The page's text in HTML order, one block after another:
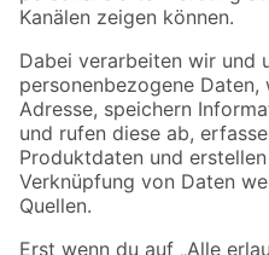
Folge uns
Zahlungsarten
Sicher einkaufen